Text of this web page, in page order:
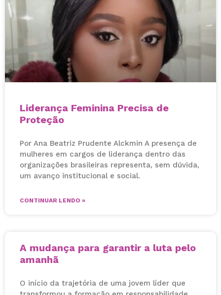
Liderança Feminina Precisa de
Proteção
Por Ana Beatriz Prudente Alckmin A presença de
mulheres em cargos de liderança dentro das
organizações brasileiras representa, sem dúvida,
um avanço institucional e social.
CONTINUAR LENDO »
A mudança para garantir a luta pelo
amanhã
O início da trajetória de uma jovem líder que